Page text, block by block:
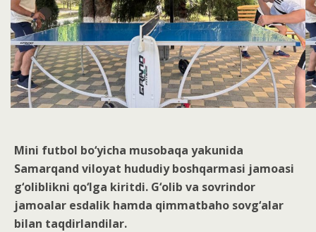
Mini futbol bo‘yicha musobaqa yakunida
Samarqand viloyat hududiy boshqarmasi jamoasi
g‘oliblikni qo‘lga kiritdi. G‘olib va sovrindor
jamoalar esdalik hamda qimmatbaho sovg‘alar
bilan taqdirlandilar.